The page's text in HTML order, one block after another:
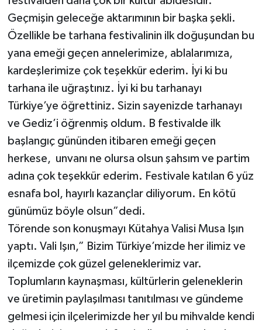
Geçmişin geleceğe aktarımının bir başka şekli.
Özellikle be tarhana festivalinin ilk doğuşundan bu
yana emeği geçen annelerimize, ablalarımıza,
kardeşlerimize çok teşekkür ederim. İyi ki bu
tarhana ile uğraştınız. İyi ki bu tarhanayı
Türkiye’ye öğrettiniz. Sizin sayenizde tarhanayı
ve Gediz’i öğrenmiş oldum. B festivalde ilk
başlangıç gününden itibaren emeği geçen
herkese, unvanı ne olursa olsun şahsım ve partim
adına çok teşekkür ederim. Festivale katılan 6 yüz
esnafa bol, hayırlı kazançlar diliyorum. En kötü
günümüz böyle olsun”dedi.
Törende son konuşmayı Kütahya Valisi Musa Işın
yaptı. Vali Işın,” Bizim Türkiye’mizde her ilimiz ve
ilçemizde çok güzel geleneklerimiz var.
Toplumların kaynaşması, kültürlerin geleneklerin
ve üretimin paylaşılması tanıtılması ve gündeme
gelmesi için ilçelerimizde her yıl bu mihvalde kendi